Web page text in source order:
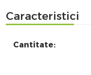
Caracteristici
Cantitate: